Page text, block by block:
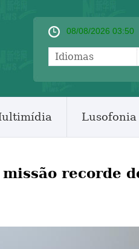
08/08/2026 03:50
Idiomas
Lusofonia
recorde